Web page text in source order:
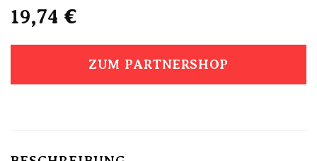
19,74 €
ZUM PARTNERSHOP